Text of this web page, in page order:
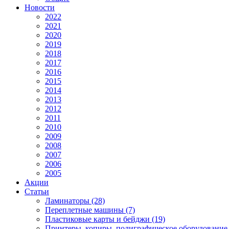
Новости
2022
2021
2020
2019
2018
2017
2016
2015
2014
2013
2012
2011
2010
2009
2008
2007
2006
2005
Акции
Статьи
Ламинаторы (28)
Переплетные машины (7)
Пластиковые карты и бейджи (19)